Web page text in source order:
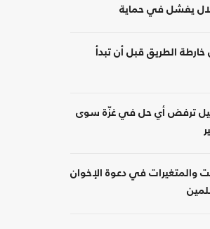
يفشل في حماية
الطريق قبل أن تبدأ
ترفض أي حل في غزّة سوى
والمتغيرات في دعوة الإخوان